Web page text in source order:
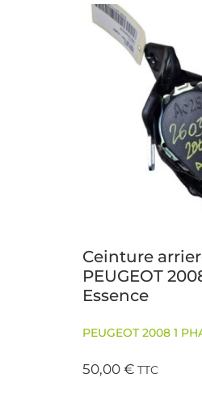
Ceinture
PEUGEOT
Essence
PEUGEOT 2008 1
50,00€ TTC